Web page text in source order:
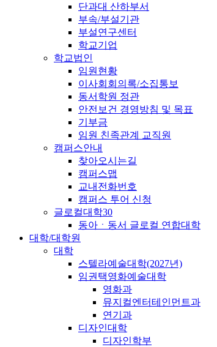
단과대 산하부서
부속/부설기관
부설연구센터
학교기업
학교법인
임원현황
이사회회의록/소집통보
동서학원 정관
안전보건 경영방침 및 목표
기부금
임원 친족관계 교직원
캠퍼스안내
찾아오시는길
캠퍼스맵
교내전화번호
캠퍼스 투어 신청
글로컬대학30
동아ㆍ동서 글로컬 연합대학
대학/대학원
대학
스텔라예술대학(2027년)
임권택영화예술대학
영화과
뮤지컬엔터테인먼트과
연기과
디자인대학
디자인학부